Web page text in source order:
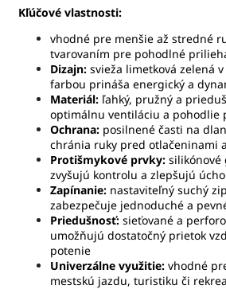
Kľúčové vlastnosti:
vhodné pre menšie až stredné
tvarovaním pre pohodlné
Dizajn: svieža limetková zelená
farbou prináša energický a
Materiál: ľahký, pružný a
optimálnu ventiláciu a pohodlie
Ochrana: posilnené časti na
chránia ruky pred otlačeninami
Protišmykové prvky: silikónové
zvyšujú kontrolu a zlepšujú
Zapínanie: nastaviteľný suchý
zabezpečuje jednoduché a
Priedušnosť: sieťované a
umožňujú dostatočný prietok
potenie
Univerzálne využitie: vhodné
mestskú jazdu, turistiku či